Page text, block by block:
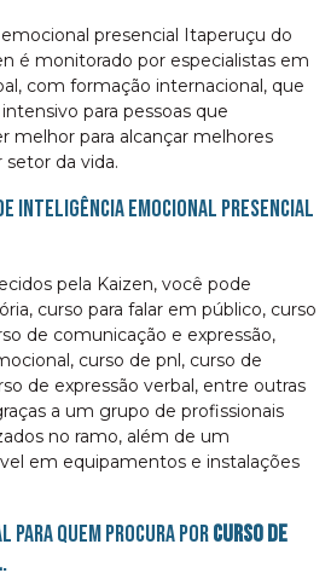
presencial Itaperuçu do
é monitorado por especialistas em
com formação internacional, que
para pessoas que
melhor para alcançar melhores
da vida.
inteligência emocional presencial
pela Kaizen, você pode
curso para falar em público, curso
de comunicação e expressão,
curso de pnl, curso de
de expressão verbal, entre outras
a um grupo de profissionais
no ramo, além de um
em equipamentos e instalações
para quem procura porcurso de
.